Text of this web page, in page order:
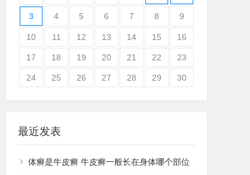
3 4 5 6 7 8 9
10 11 12 13 14 15 16
17 18 19 20 21 22 23
24 25 26 27 28 29 30
最近发表
体癣是牛皮癣 牛皮癣一般长在身体哪个部位